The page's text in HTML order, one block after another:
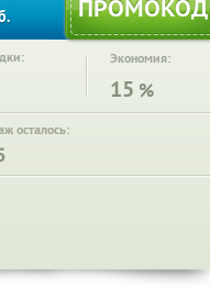
Экономия:
15 %
осталось: